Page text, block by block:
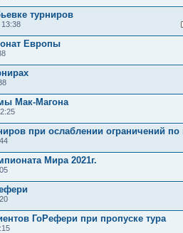
турниров
Европы
Мак-Магона
при ослаблении ограничений
Мира 2021г.
ГоРефери при пропуске тура